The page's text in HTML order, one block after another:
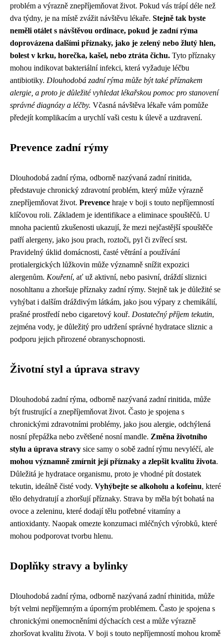
problém a výrazně znepříjemňovat život. Pokud vás trápí déle než
dva týdny, je na místě zvážit návštěvu lékaře. Stejně tak byste
neměli otálet s návštěvou ordinace, pokud je zadní rýma
doprovázena dalšími příznaky, jako je zelený nebo žlutý hlen,
bolest v krku, horečka, kašel, nebo ztráta čichu. Tyto příznaky
mohou indikovat bakteriální infekci, která vyžaduje léčbu
antibiotiky. Dlouhodobá zadní rýma může být také příznakem
alergie, a proto je důležité vyhledat lékařskou pomoc pro stanovení
správné diagnózy a léčby. Včasná návštěva lékaře vám pomůže
předejít komplikacím a urychlí vaši cestu k úlevě a uzdravení.
Prevence zadní rýmy
Dlouhodobá zadní rýma, odborně nazývaná zadní rinitida,
představuje chronický zdravotní problém, který může výrazně
znepříjemňovat život. Prevence hraje v boji s touto nepříjemností
klíčovou roli. Základem je identifikace a eliminace spouštěčů. U
mnoha pacientů zkušenosti ukazují, že mezi nejčastější spouštěče
patří alergeny, jako jsou prach, roztoči, pyl či zvířecí srst.
Pravidelný úklid domácnosti, časté větrání a používání
protialergických lůžkovin může významně snížit expozici
alergenům. Kouření, ať už aktivní, nebo pasivní, dráždí sliznici
nosohltanu a zhoršuje příznaky zadní rýmy. Stejně tak je důležité se
vyhýbat i dalším dráždivým látkám, jako jsou výpary z chemikálií,
prašné prostředí nebo cigaretový kouř. Dostatečný příjem tekutin,
zejména vody, je důležitý pro udržení správné hydratace sliznic a
podporu jejich přirozené obranyschopnosti.
Životní styl a úprava stravy
Dlouhodobá zadní rýma, odborně nazývaná zadní rinitida, může
být frustrující a znepříjemňovat život. Často je spojena s
chronickými zdravotními problémy, jako jsou alergie, odchýlená
nosní přepážka nebo zvětšené nosní mandle. Změna životního
stylu a úprava stravy sice samy o sobě zadní rýmu nevyléčí, ale
mohou významně zmírnit její příznaky a zlepšit kvalitu života.
Důležitá je hydratace organismu, proto je vhodné pít dostatek
tekutin, ideálně čisté vody. Vyhýbejte se alkoholu a kofeinu, které
tělo dehydratují a zhoršují příznaky. Strava by měla být bohatá na
ovoce a zeleninu, které dodají tělu potřebné vitamíny a
antioxidanty. Naopak omezte konzumaci mléčných výrobků, které
mohou podporovat tvorbu hlenu.
Doplňky stravy a bylinky
Dlouhodobá zadní rýma, odborně nazývaná zadní rhinitida, může
být velmi nepříjemným a úporným problémem. Často je spojena s
chronickými onemocněními dýchacích cest a může výrazně
zhoršovat kvalitu života. V boji s touto nepříjemností mohou kromě